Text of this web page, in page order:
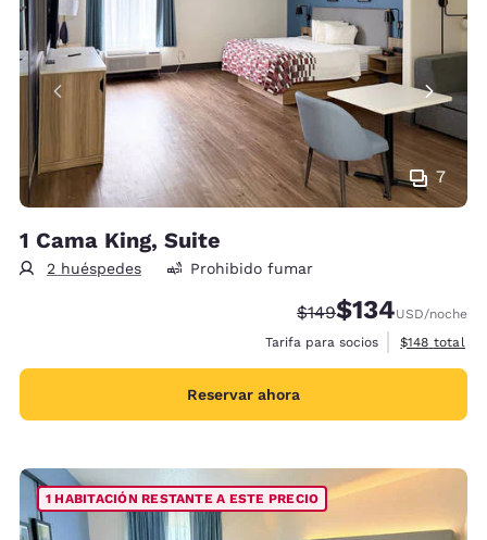
7
1 Cama King, Suite
2 huéspedes Prohibido fumar
Precio tachado:
$149Precio con
$134USD/noche
Tarifa para socios
Ver detalles
$148 total
Reservar ahora
1 HABITACIÓN RESTANTE A ESTE PRECIO